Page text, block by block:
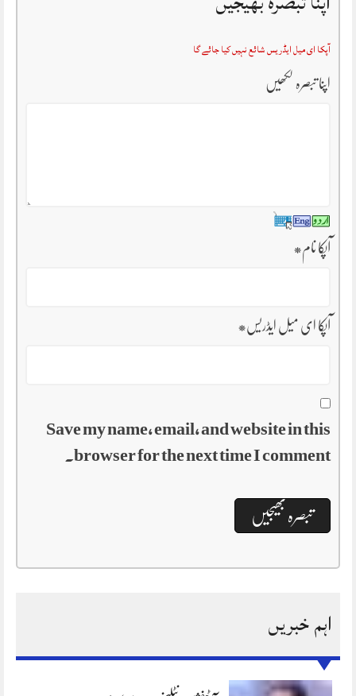
آپکا ای میل ایڈریس شائع نہیں کیا جائے گا
اپنا تبصرہ لکھیں
آپکا نام*
آپکا ای میل ایڈریس*
Save my name, email, and website in this
browser for the next time I comment.
اہم خبریں